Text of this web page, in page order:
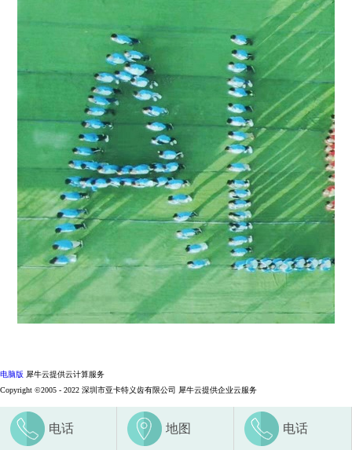
电脑版 犀牛云提供云计算服务
Copyright ©2005 - 2022 深圳市亚卡特义齿有限公司 犀牛云提供企业云服务
电话 地图 电话